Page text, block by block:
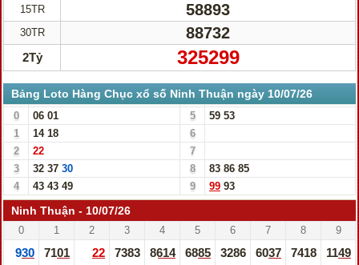
15TR 58893
30TR 88732
2Tỷ 325299
Bảng Loto Hàng Chục xổ số Ninh Thuận ngày 10/07/26
0 06 01 5 59 53
1
14 18
6
2
22
7
3
32 37 30 8 83 86 85
4
43 43 49 9 99 93
Ninh Thuận - 10/07/26
0 1 2 3 4 5 6 7 8 9
930 7101
22
7383
8614 6885
3286
6037 7418
1149